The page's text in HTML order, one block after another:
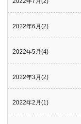
2022年6月(2)
2022年5月(4)
2022年3月(2)
2022年2月(1)